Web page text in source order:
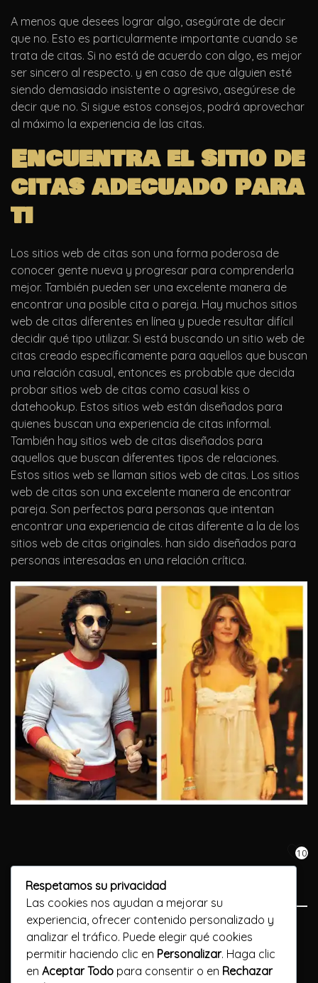
A menos que desees lograr algo, asegúrate de decir
que no. Esto es particularmente importante cuando se
trata de citas. Si no está de acuerdo con algo, es mejor
ser sincero al respecto. y en caso de que alguien esté
siendo demasiado insistente o agresivo, asegúrese de
decir que no. Si sigue estos consejos, podrá aprovechar
al máximo la experiencia de las citas.
Encuentra el sitio de
citas adecuado para
ti
Los sitios web de citas son una forma poderosa de
conocer gente nueva y progresar para comprenderla
mejor. También pueden ser una excelente manera de
encontrar una posible cita o pareja. Hay muchos sitios
web de citas diferentes en línea y puede resultar difícil
decidir qué tipo utilizar. Si está buscando un sitio web de
citas creado específicamente para aquellos que buscan
una relación casual, entonces es probable que decida
probar sitios web de citas como casual kiss o
datehookup. Estos sitios web están diseñados para
quienes buscan una experiencia de citas informal.
También hay sitios web de citas diseñados para
aquellos que buscan diferentes tipos de relaciones.
Estos sitios web se llaman sitios web de citas. Los sitios
web de citas son una excelente manera de encontrar
pareja. Son perfectos para personas que intentan
encontrar una experiencia de citas diferente a la de los
sitios web de citas originales. han sido diseñados para
personas interesadas en una relación crítica.
10
Previous Post
Mostbet Azerbaycan Yükle Mobil Proqramını
Respetamos su privacidad
Las cookies nos ayudan a mejorar su
experiencia, ofrecer contenido personalizado y
analizar el tráfico. Puede elegir qué cookies
permitir haciendo clic en Personalizar. Haga clic
en Aceptar Todo para consentir o en Rechazar